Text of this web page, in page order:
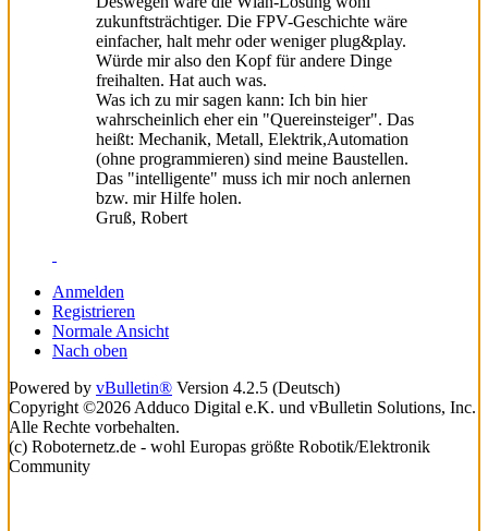
zukunftsträchtiger. Die FPV-Geschichte wäre
einfacher, halt mehr oder weniger plug&play.
Würde mir also den Kopf für andere Dinge
freihalten. Hat auch was.
Was ich zu mir sagen kann: Ich bin hier
wahrscheinlich eher ein "Quereinsteiger". Das
heißt: Mechanik, Metall, Elektrik,Automation
(ohne programmieren) sind meine Baustellen.
Das "intelligente" muss ich mir noch anlernen
bzw. mir Hilfe holen.
Gruß, Robert
Anmelden
Registrieren
Normale Ansicht
Nach oben
Powered by vBulletin® Version 4.2.5 (Deutsch)
Copyright ©2026 Adduco Digital e.K. und vBulletin Solutions, Inc.
Alle Rechte vorbehalten.
(c) Roboternetz.de - wohl Europas größte Robotik/Elektronik
Community